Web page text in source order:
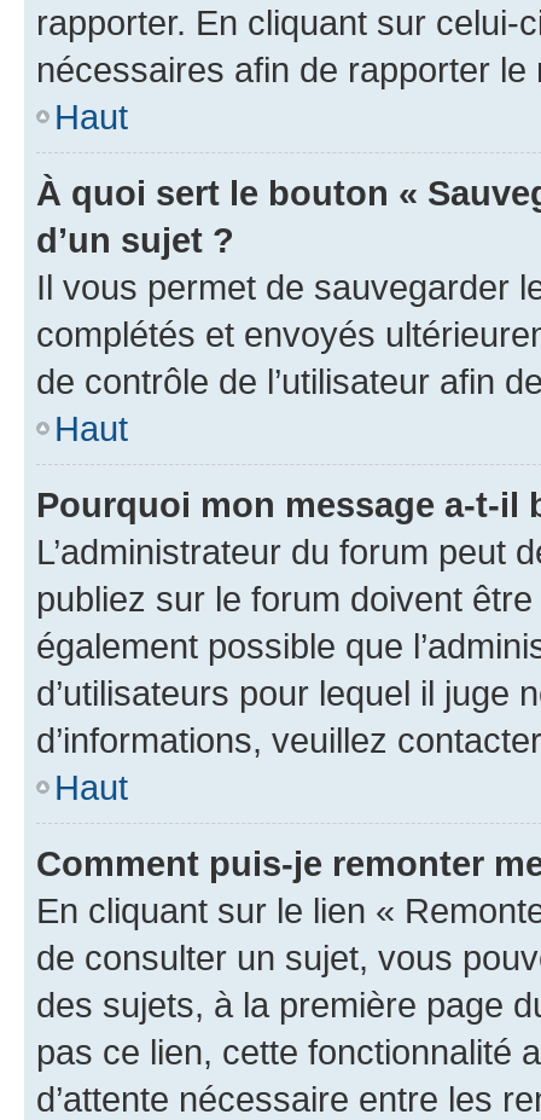
rapporter. En cliquant sur
nécessaires afin de rapporter le
Haut
À quoi sert le bouton «
d’un sujet ?
Il vous permet de sauvegarder
complétés et envoyés
de contrôle de l’utilisateur afin
Haut
Pourquoi mon message a-t-il
L’administrateur du forum peut
publiez sur le forum doivent
également possible que
d’utilisateurs pour lequel il juge
d’informations, veuillez
Haut
Comment puis-je remonter
En cliquant sur le lien «
de consulter un sujet, vous
des sujets, à la première page
pas ce lien, cette fonctionnalité
d’attente nécessaire entre les